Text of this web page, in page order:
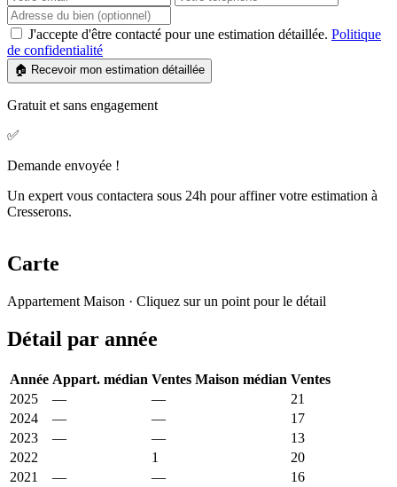
J'accepte d'être contacté pour une estimation détaillée. Politique
de confidentialité
🏠 Recevoir mon estimation détaillée
Gratuit et sans engagement
✅
Demande envoyée !
Un expert vous contactera sous 24h pour affiner votre estimation à
Cresserons.
Carte
−
Appartement Maison · Cliquez sur un point pour le détail
Détail par année
Année Appart. médian Ventes Maison médian Ventes
2025
— —
21
2024
— —
17
2023
— —
13
2022
1
20
2021
— —
16